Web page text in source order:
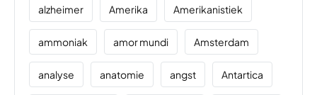
alzheimer Amerika Amerikanistiek
ammoniak amor mundi Amsterdam
analyse anatomie angst Antartica